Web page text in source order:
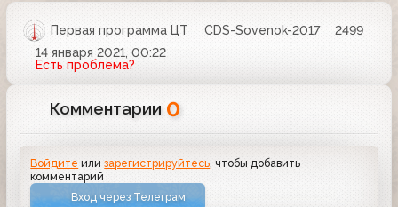
Первая программа ЦТ CDS-Sovenok-2017
2499
14 января 2021, 00:22
Есть проблема?
Комментарии 0
Войдите илизарегистрируйтесь , чтобы добавить
комментарий
Вход через Телеграм